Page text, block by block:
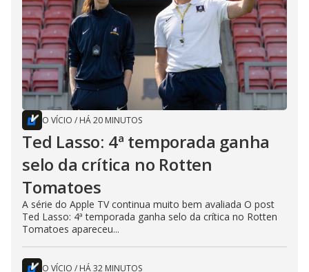
O VÍCIO / HÁ 20 MINUTOS
Ted Lasso: 4ª temporada ganha
selo da crítica no Rotten
Tomatoes
A série do Apple TV continua muito bem avaliada O post
Ted Lasso: 4ª temporada ganha selo da crítica no Rotten
Tomatoes apareceu...
O VÍCIO / HÁ 32 MINUTOS